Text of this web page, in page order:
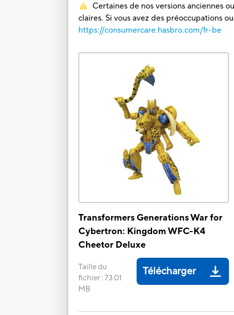
Certaines de nos versions anciennes
claires. Si vous avez des préoccupations
https://consumercare.hasbro.com/fr-be
Transformers Generations War for
Cybertron: Kingdom WFC-K4
Cheetor Deluxe
Taille du
fichier :73.01
MB
Télécharger